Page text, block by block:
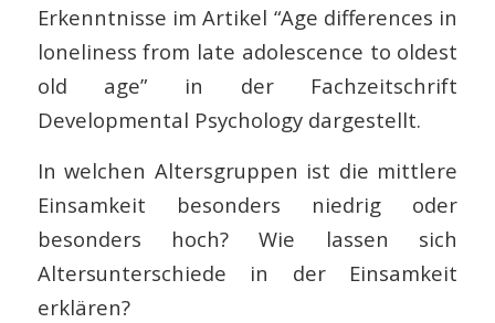
Erkenntnisse im Artikel “Age differences in
loneliness from late adolescence to oldest
old age” in der Fachzeitschrift
Developmental Psychology dargestellt.
In welchen Altersgruppen ist die mittlere
Einsamkeit besonders niedrig oder
besonders hoch? Wie lassen sich
Altersunterschiede in der Einsamkeit
erklären?